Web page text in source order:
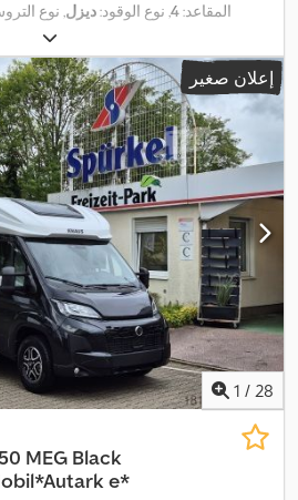
المقاعد:4, نوع الوقود:ديزل, نوع
, العرض الكلي:2.320 مم
تكوين المحور:محورين, فئة الانبعاثات:
كجم , وزن فارغ:2.950 كجم , الوزن
للحمولة:426 كجم , سنة الصنع:2026
,
أضواء الضباب, تكييف الهواء, مثبت
نظام الفرامل المانعة للانغلاق (ABS), نظام منع التشغيل,
إعلان صغير
1 / 28
MEG Black
e*